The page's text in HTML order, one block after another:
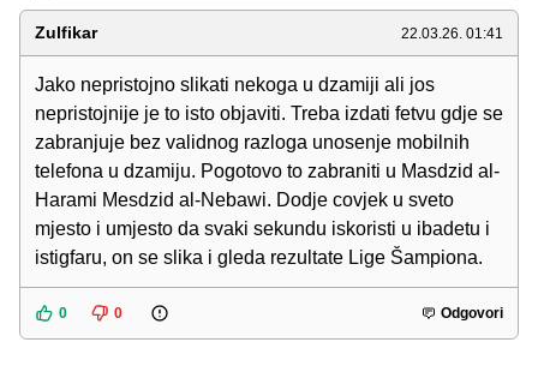
Zulfikar 22.03.26. 01:41
Jako nepristojno slikati nekoga u dzamiji ali jos
nepristojnije je to isto objaviti. Treba izdati fetvu gdje se
zabranjuje bez validnog razloga unosenje mobilnih
telefona u dzamiju. Pogotovo to zabraniti u Masdzid al-
Harami Mesdzid al-Nebawi. Dodje covjek u sveto
mjesto i umjesto da svaki sekundu iskoristi u ibadetu i
istigfaru, on se slika i gleda rezultate Lige Šampiona.
0 0 Odgovori